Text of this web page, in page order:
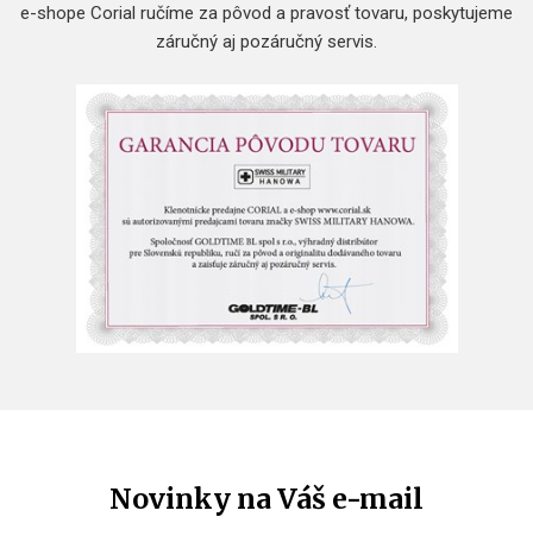
e-shope Corial ručíme za pôvod a pravosť tovaru, poskytujeme
záručný aj pozáručný servis.
Novinky na Váš e-mail